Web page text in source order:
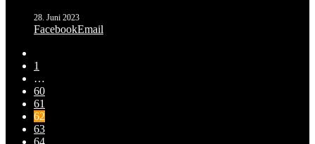
28. Juni 2023
FacebookEmail
1
…
60
61
62
63
64